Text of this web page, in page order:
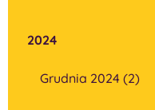
2024
Grudnia 2024 (2)